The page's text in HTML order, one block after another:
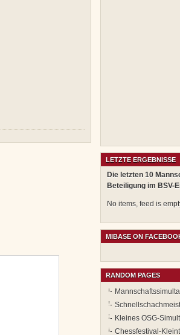
LETZTE ERGEBNISSE
Die letzten 10
Beteiligung im BSV-
No items, feed is
MIBASE ON
RANDOM PAGES
Kleines OSG-
Chessfestival-